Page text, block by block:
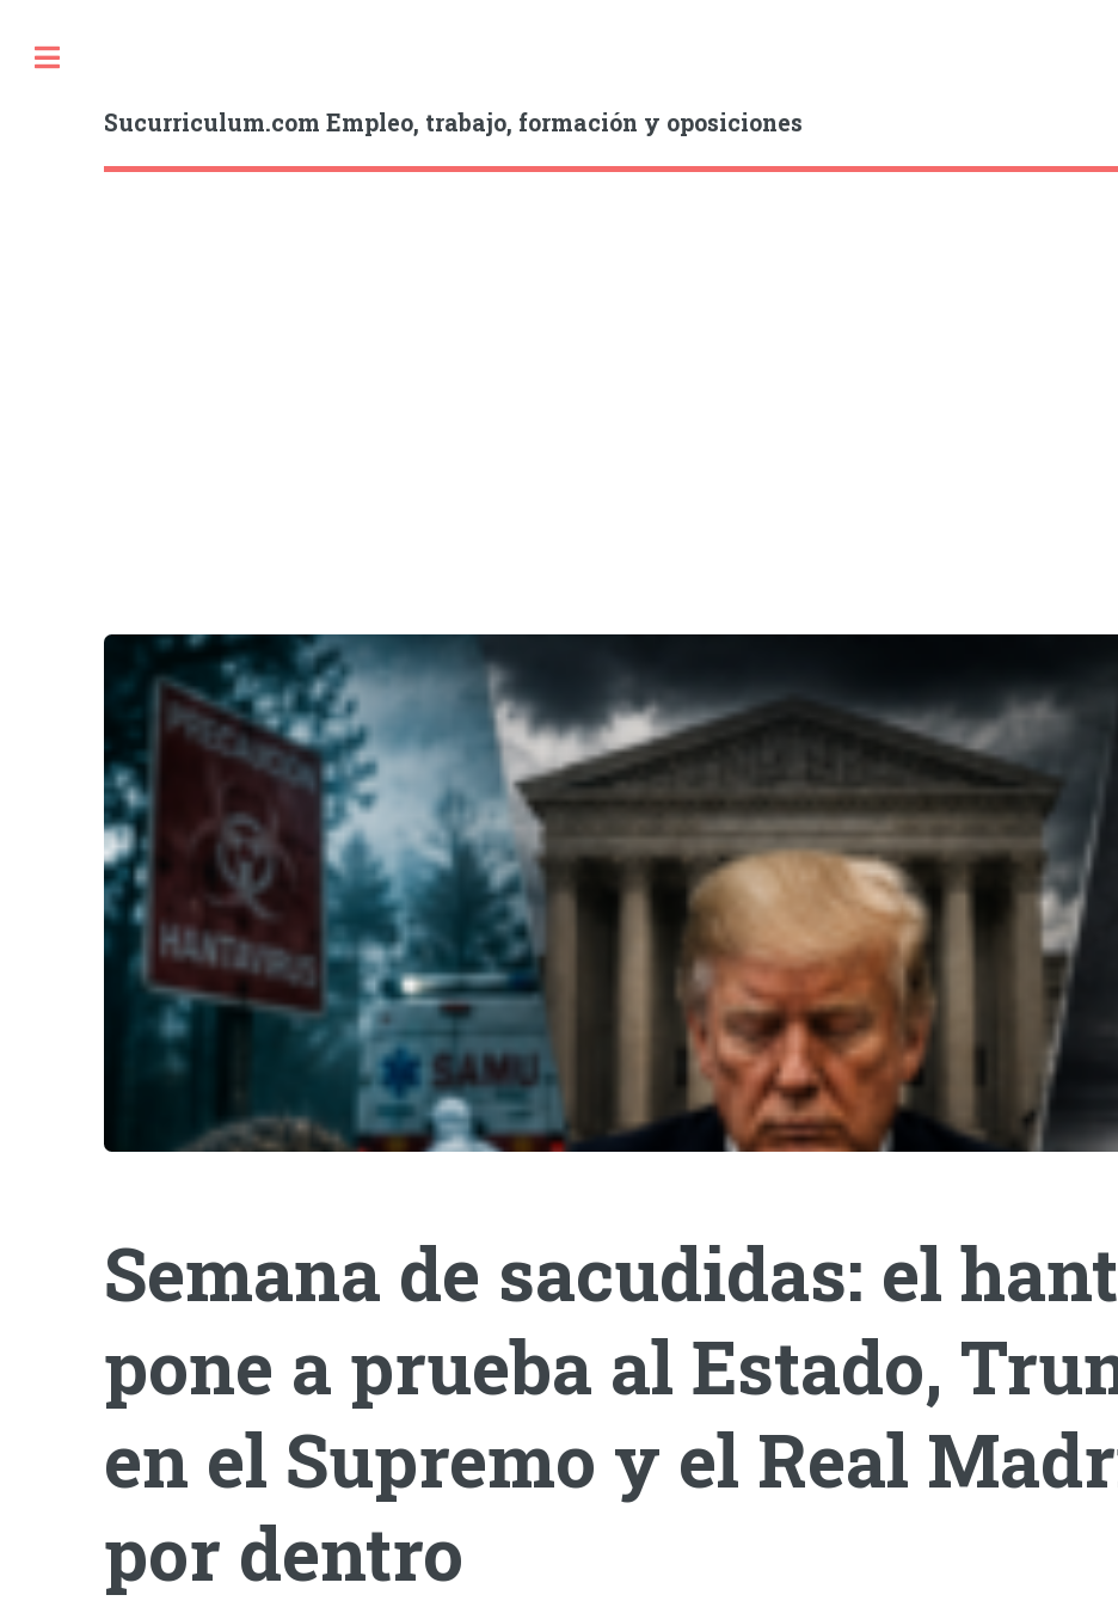
Sucurriculum.com Empleo, trabajo, formación y oposiciones
Semana de sacudidas: el
pone a prueba al Estado,
en el Supremo y el Real
por dentro